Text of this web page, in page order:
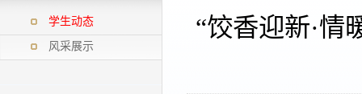
学生动态
风采展示
“饺香迎新·情